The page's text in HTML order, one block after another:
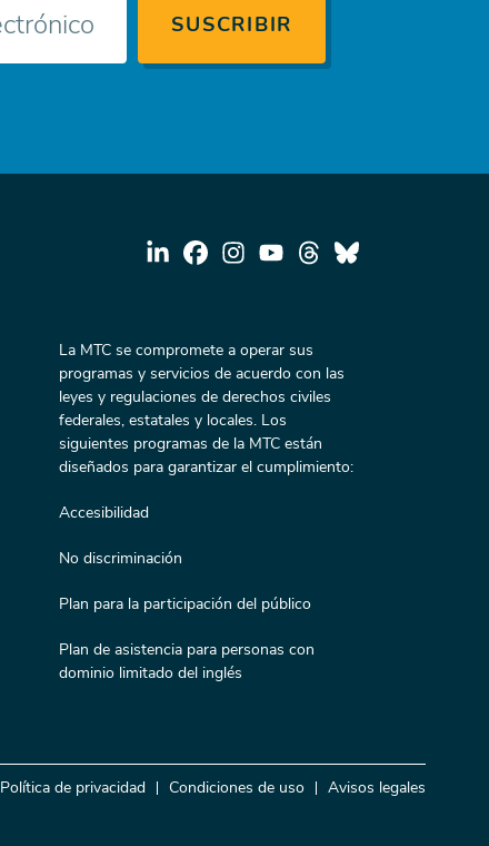
La MTC se compromete a operar sus
programas y servicios de acuerdo con las
leyes y regulaciones de derechos civiles
federales, estatales y locales. Los
siguientes programas de la MTC están
diseñados para garantizar el cumplimiento:
Accesibilidad
No discriminación
Plan para la participación del público
Plan de asistencia para personas con
dominio limitado del inglés
Política de privacidad Condiciones de uso Avisos legales